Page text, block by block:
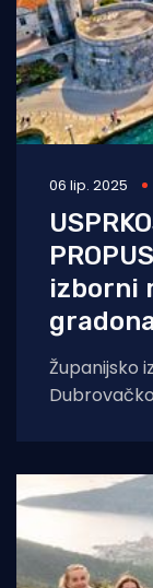
06 lip. 2025
izborni
Županijsko